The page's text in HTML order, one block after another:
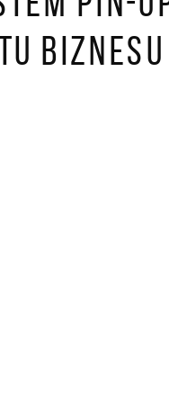
BIZNESU